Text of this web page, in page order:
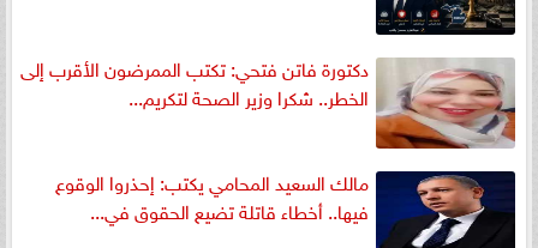
دكتورة فاتن فتحي: تكتب الممرضون الأقرب إلى
الخطر.. شكرا وزير الصحة لتكريم...
مالك السعيد المحامي يكتب: إحذروا الوقوع
فيها.. أخطاء قاتلة تضيع الحقوق في...